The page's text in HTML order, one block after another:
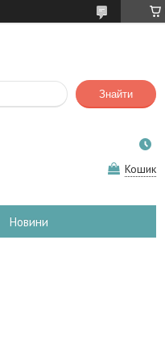
Знайти
Кошик
Новини